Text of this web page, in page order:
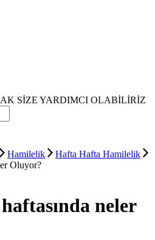
SİZE YARDIMCI OLABİLİRİZ
Hamilelik
Hafta Hafta Hamilelik
Oluyor?
neler